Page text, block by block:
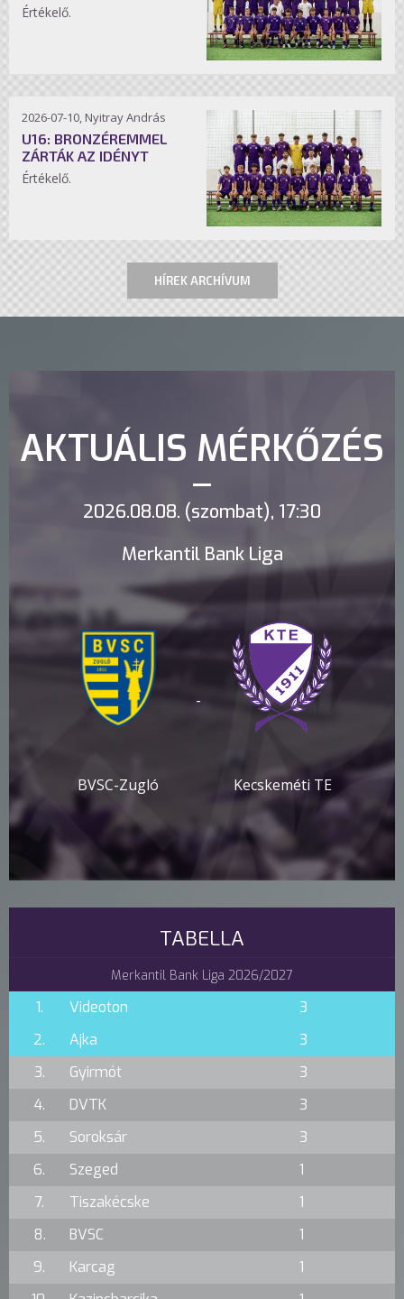
Értékelő.
2026-07-10, Nyitray András
U16: BRONZÉREMMEL
ZÁRTÁK AZ IDÉNYT
Értékelő.
HÍREK ARCHÍVUM
AKTUÁLIS MÉRKŐZÉS
2026.08.08. (szombat), 17:30
Merkantil Bank Liga
BVSC-Zugló
-
Kecskeméti TE
TABELLA
Merkantil Bank Liga 2026/2027
1. Videoton
3
2.
Ajka
3
3.
Gyirmót
3
4.
DVTK
3
5.
Soroksár
3
6.
Szeged
1
7.
Tiszakécske
1
8.
BVSC
1
9.
Karcag
1